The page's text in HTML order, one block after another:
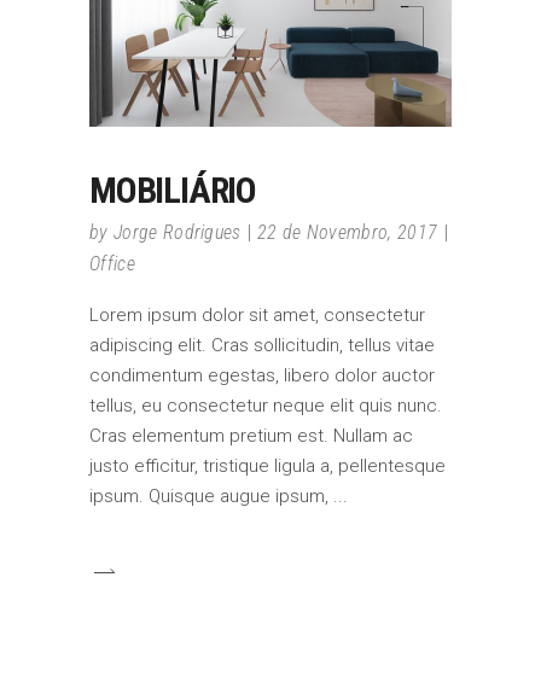
MOBILIÁRIO
by Jorge Rodrigues
22 de Novembro, 2017
Office
Lorem ipsum dolor sit amet, consectetur
adipiscing elit. Cras sollicitudin, tellus vitae
condimentum egestas, libero dolor auctor
tellus, eu consectetur neque elit quis nunc.
Cras elementum pretium est. Nullam ac
justo efficitur, tristique ligula a, pellentesque
ipsum. Quisque augue ipsum,